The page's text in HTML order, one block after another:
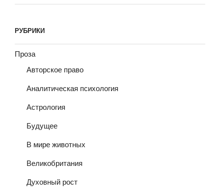
РУБРИКИ
Проза
Авторское право
Аналитическая психология
Астрология
Будущее
В мире животных
Великобритания
Духовный рост